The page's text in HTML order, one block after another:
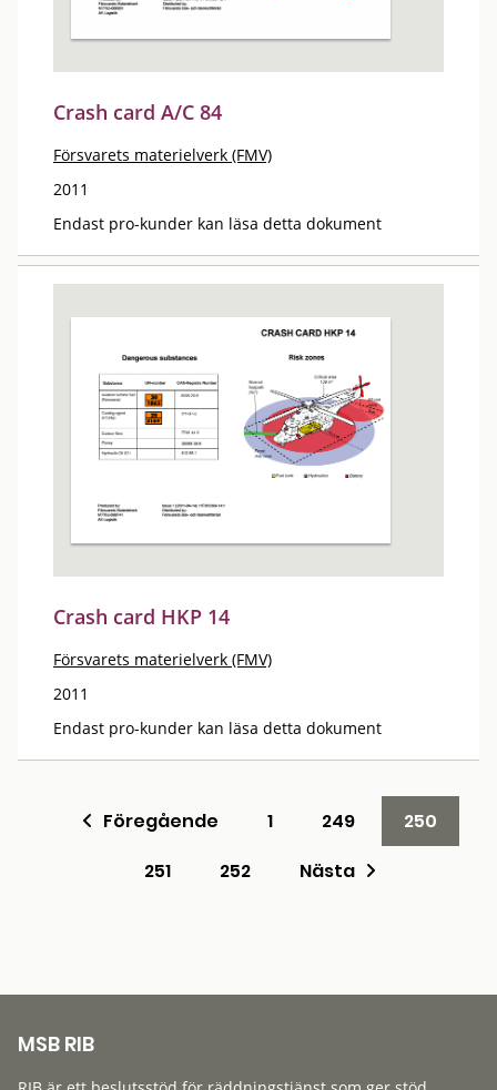
Crash card A/C 84
Försvarets materielverk (FMV)
2011
Endast pro-kunder kan läsa detta dokument
Crash card HKP 14
Försvarets materielverk (FMV)
2011
Endast pro-kunder kan läsa detta dokument
Föregående 1 249
250
251
252 Nästa
MSB RIB